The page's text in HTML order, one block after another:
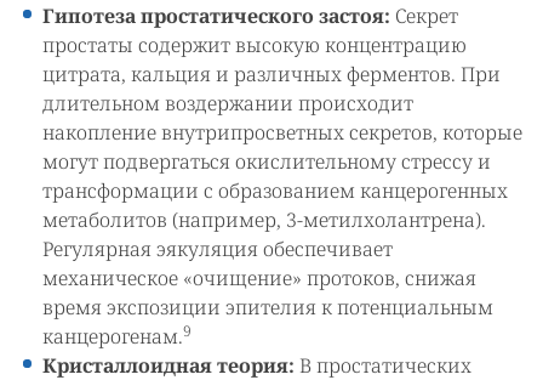
Гипотеза простатического застоя: Секрет
простаты содержит высокую концентрацию
цитрата, кальция и различных ферментов. При
длительном воздержании происходит
накопление внутрипросветных секретов, которые
могут подвергаться окислительному стрессу и
трансформации с образованием канцерогенных
метаболитов (например, 3-метилхолантрена).
Регулярная эякуляция обеспечивает
механическое «очищение» протоков, снижая
время экспозиции эпителия к потенциальным
канцерогенам.9
Кристаллоидная теория: В простатических